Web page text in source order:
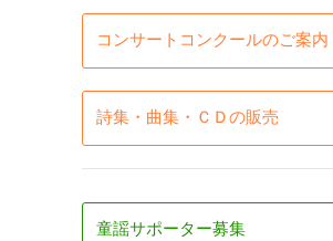
コンサートコンクールのご案内
詩集・曲集・ＣＤの販売
童謡サポーター募集